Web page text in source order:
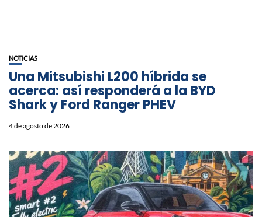
NOTICIAS
Una Mitsubishi L200 híbrida se
acerca: así responderá a la BYD
Shark y Ford Ranger PHEV
4 de agosto de 2026